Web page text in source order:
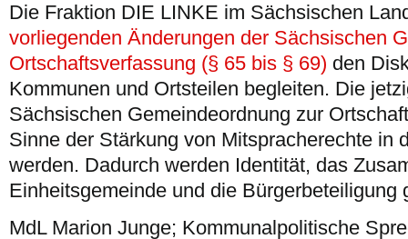
Die Fraktion DIE LINKE im Sächsischen
vorliegenden Änderungen der Sächsischen
Ortschaftsverfassung (§ 65 bis § 69) den
Kommunen und Ortsteilen begleiten. Die
Sächsischen Gemeindeordnung zur
Sinne der Stärkung von Mitspracherechte in
werden. Dadurch werden Identität, das
Einheitsgemeinde und die Bürgerbeteiligung
MdL Marion Junge; Kommunalpolitische